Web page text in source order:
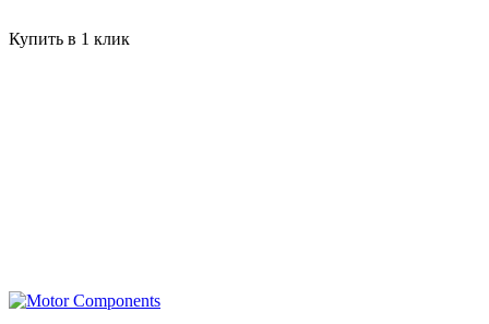
Купить в 1 клик